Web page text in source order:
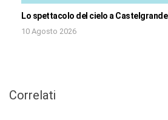
Lo spettacolo del cielo a Castelgrande
10 Agosto 2026
Correlati